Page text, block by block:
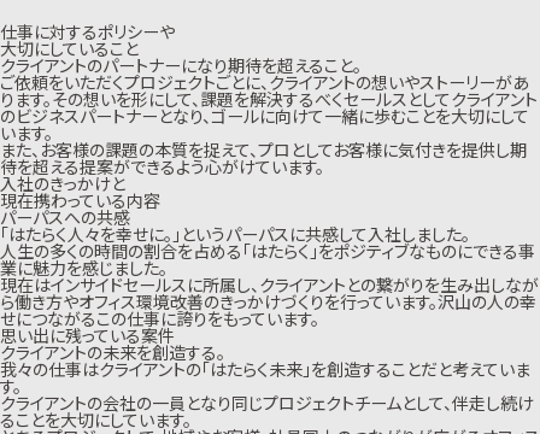
仕事に対するポリシーや
大切にしていること
クライアントのパートナーになり期待を超えること。
ご依頼をいただくプロジェクトごとに、クライアントの想いやストーリーがあ
ります。その想いを形にして、課題を解決するべくセールスとしてクライアント
のビジネスパートナーとなり、ゴールに向けて一緒に歩むことを大切にして
います。
また、お客様の課題の本質を捉えて、プロとしてお客様に気付きを提供し期
待を超える提案ができるよう心がけています。
入社のきっかけと
現在携わっている内容
パーパスへの共感
「はたらく人々を幸せに。」というパーパスに共感して入社しました。
人生の多くの時間の割合を占める「はたらく」をポジティブなものにできる事
業に魅力を感じました。
現在はインサイドセールスに所属し、クライアントとの繋がりを生み出しなが
ら働き方やオフィス環境改善のきっかけづくりを行っています。沢山の人の幸
せにつながるこの仕事に誇りをもっています。
思い出に残っている案件
クライアントの未来を創造する。
我々の仕事はクライアントの「はたらく未来」を創造することだと考えていま
す。
クライアントの会社の一員となり同じプロジェクトチームとして、伴走し続け
ることを大切にしています。